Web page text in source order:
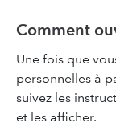
Comment
Une fois que
personnelles à
suivez les
et les afficher.